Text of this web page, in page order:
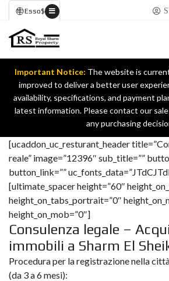
Esso$
Important Notice: The website is
improved to deliver a better user
availability, specifications, and payment
latest information. Please contact our
any purchasing
Consulenza legale
[ucaddon_uc_resturant_header
reale” image=”12396″ sub_title=””
button_link=””
[ultimate_spacer height=”60″
height_on_tabs_portrait=”0″
height_on_mob=”0″]
Consulenza legale –
immobili a Sharm El
Procedura per la registrazione nella
(da 3 a 6 mesi):